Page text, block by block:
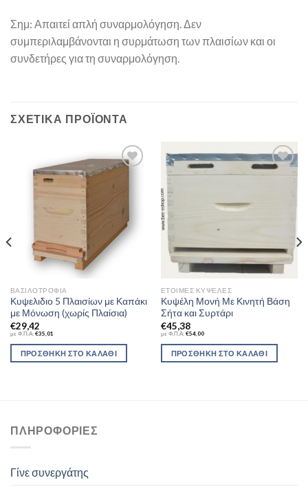
Σημ: Απαιτεί απλή συναρμολόγηση. Δεν
συμπεριλαμβάνονται η συρμάτωση των πλαισίων και οι
συνδετήρες για τη συναρμολόγηση.
ΣΧΕΤΙΚΆ ΠΡΟΪΌΝΤΑ
Wishlist
ΒΑΣΙΛΟΤΡΟΦΊΑ
Κυψελιδιο 5 Πλαισίων με Καπάκι
με Μόνωση (χωρίς Πλαίσια)
€29,42
με Φ.Π.Α: €35,01
ΠΡΟΣΘΉΚΗ ΣΤΟ ΚΑΛΆΘΙ
Add to
ΈΤΟΙΜΕΣ ΚΥΨΈΛΕΣ
Κυψέλη Μονή Με Κινητή Βάση
Σήτα και Συρτάρι
€45,38
με Φ.Π.Α: €54,00
ΠΡΟΣΘΉΚΗ ΣΤΟ ΚΑΛΆΘΙ
ΠΛΗΡΟΦΟΡΊΕΣ
Γίνε συνεργάτης